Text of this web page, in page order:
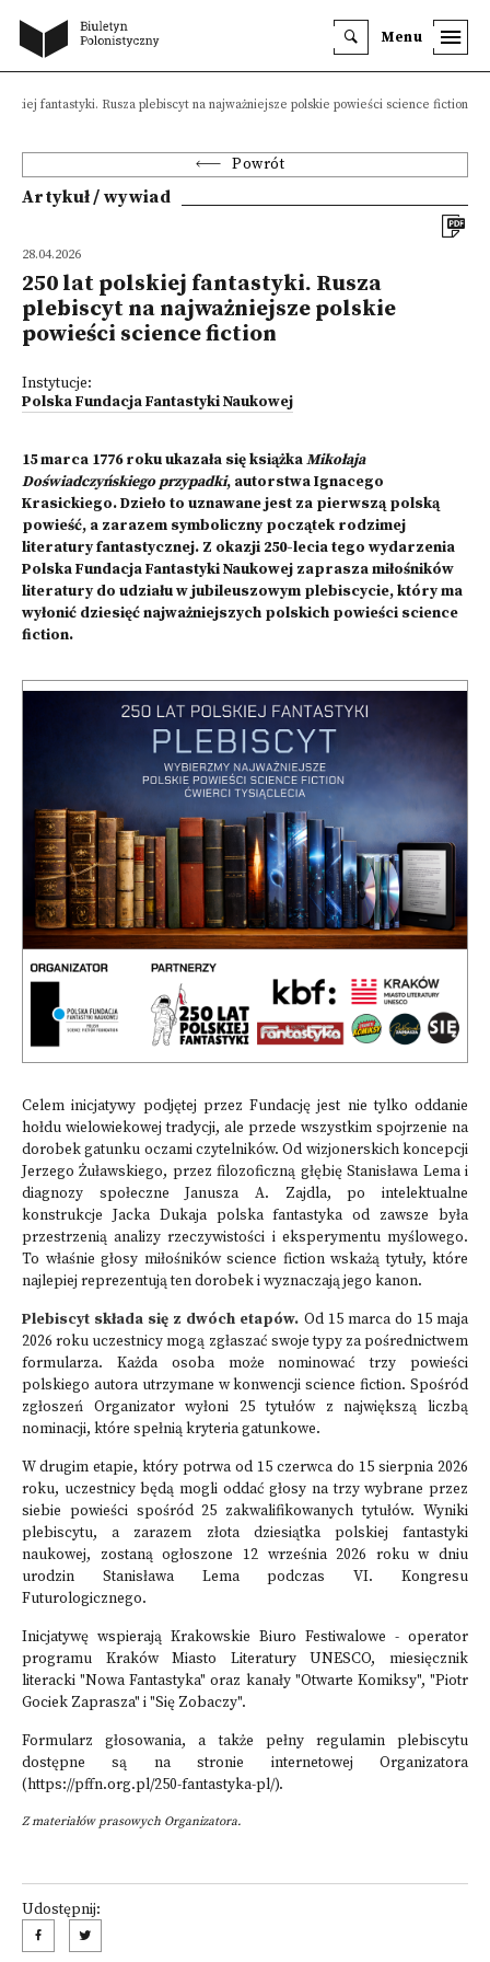
Menu
fantastyki. Rusza plebiscyt na najważniejsze polskie powieści science fiction
Powrót
Artykuł / wywiad
28.04.2026
250 lat polskiej fantastyki. Rusza
plebiscyt na najważniejsze polskie
powieści science fiction
Instytucje:
Polska Fundacja Fantastyki Naukowej
15 marca 1776 roku ukazała się książkaMikołaja
Doświadczyńskiego przypadki, autorstwa Ignacego
Krasickiego. Dzieło to uznawane jest za pierwszą polską
powieść, a zarazem symboliczny początek rodzimej
literatury fantastycznej. Z okazji 250-lecia tego wydarzenia
Polska Fundacja Fantastyki Naukowej zaprasza miłośników
literatury do udziału w jubileuszowym plebiscycie, który ma
wyłonić dziesięć najważniejszych polskich powieści science
fiction.
Celem inicjatywy podjętej przez Fundację jest nie tylko oddanie
hołdu wielowiekowej tradycji, ale przede wszystkim spojrzenie na
dorobek gatunku oczami czytelników. Od wizjonerskich koncepcji
Jerzego Żuławskiego, przez filozoficzną głębię Stanisława Lema i
diagnozy społeczne Janusza A. Zajdla, po intelektualne
konstrukcje Jacka Dukaja polska fantastyka od zawsze była
przestrzenią analizy rzeczywistości i eksperymentu myślowego.
To właśnie głosy miłośników science fiction wskażą tytuły, które
najlepiej reprezentują ten dorobek i wyznaczają jego kanon.
Plebiscyt składa się z dwóch etapów. Od 15 marca do 15 maja
2026 roku uczestnicy mogą zgłaszać swoje typy za pośrednictwem
formularza. Każda osoba może nominować trzy powieści
polskiego autora utrzymane w konwencji science fiction. Spośród
zgłoszeń Organizator wyłoni 25 tytułów z największą liczbą
nominacji, które spełnią kryteria gatunkowe.
W drugim etapie, który potrwa od 15 czerwca do 15 sierpnia 2026
roku, uczestnicy będą mogli oddać głosy na trzy wybrane przez
siebie powieści spośród 25 zakwalifikowanych tytułów. Wyniki
plebiscytu, a zarazem złota dziesiątka polskiej fantastyki
naukowej, zostaną ogłoszone 12 września 2026 roku w dniu
urodzin Stanisława Lema podczas VI. Kongresu
Futurologicznego.
Inicjatywę wspierają Krakowskie Biuro Festiwalowe - operator
programu Kraków Miasto Literatury UNESCO, miesięcznik
literacki "Nowa Fantastyka" oraz kanały "Otwarte Komiksy", "Piotr
Gociek Zaprasza" i "Się Zobaczy".
Formularz głosowania, a także pełny regulamin plebiscytu
dostępne są na stronie internetowej Organizatora
(https://pffn.org.pl/250-fantastyka-pl/).
Z materiałów prasowych Organizatora.
Udostępnij: